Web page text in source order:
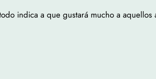
indica a que gustará mucho a